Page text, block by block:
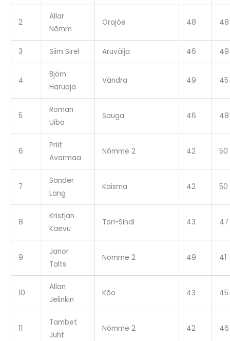
2
Allar
Nõmm
Orajõe 48 48
3 Siim Sirel Aruvälja 46 49
4
Björn
Haruoja
Vändra 49 45
5
Roman
Uibo
Sauga 46 48
6
Priit
Avarmaa
Nõmme 2 42 50
7
Sander
Lang
Kaisma 42 50
8
Kristjan
Kaevu
Tori-Sindi 43 47
9
Janor
Talts
Nõmme 2 49 41
10
Allan
Jelinkin
Kõo 43 45
11
Tambet
Juht
Nõmme 2 42 46